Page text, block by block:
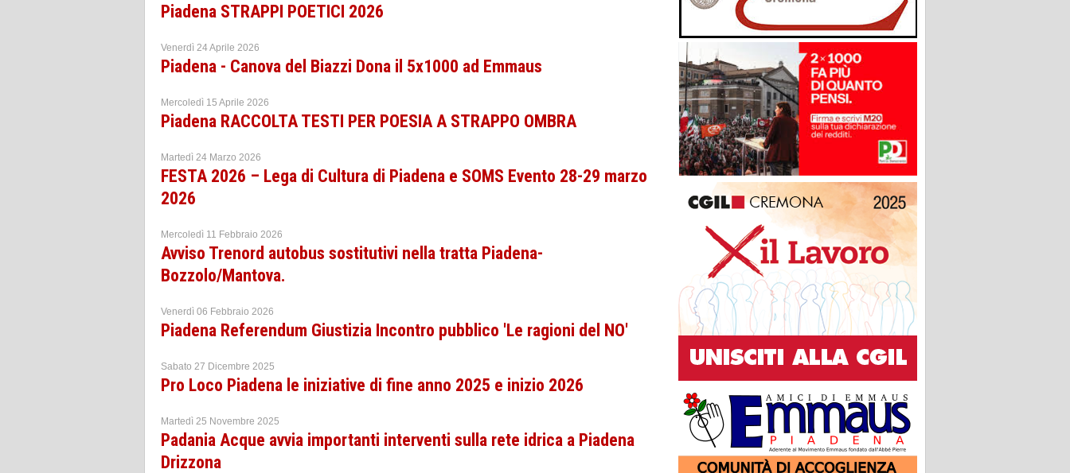
Piadena STRAPPI POETICI 2026
Venerdì 24 Aprile 2026
Piadena - Canova del Biazzi Dona il 5x1000 ad Emmaus
Mercoledì 15 Aprile 2026
Piadena RACCOLTA TESTI PER POESIA A STRAPPO OMBRA
Martedì 24 Marzo 2026
FESTA 2026 – Lega di Cultura di Piadena e SOMS Evento 28-29 marzo
2026
Mercoledì 11 Febbraio 2026
Avviso Trenord autobus sostitutivi nella tratta Piadena-
Bozzolo/Mantova.
Venerdì 06 Febbraio 2026
Piadena Referendum Giustizia Incontro pubblico 'Le ragioni del NO'
Sabato 27 Dicembre 2025
Pro Loco Piadena le iniziative di fine anno 2025 e inizio 2026
Martedì 25 Novembre 2025
Padania Acque avvia importanti interventi sulla rete idrica a Piadena
Drizzona